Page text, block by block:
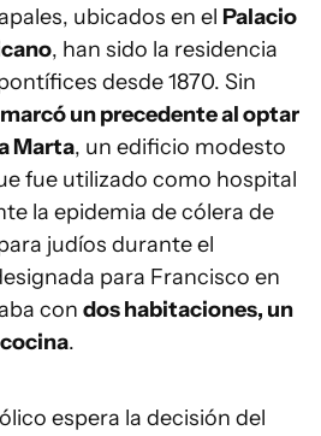
ubicados en el Palacio
, han sido la residencia
desde 1870. Sin
un precedente al optar
Marta, un edificio modesto
fue utilizado como hospital
la epidemia de cólera de
judíos durante el
para Francisco en
con dos habitaciones, un
.
espera la decisión del